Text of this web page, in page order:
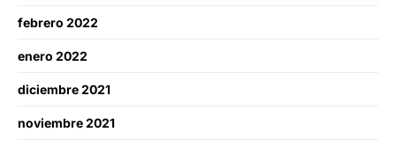
febrero 2022
enero 2022
diciembre 2021
noviembre 2021